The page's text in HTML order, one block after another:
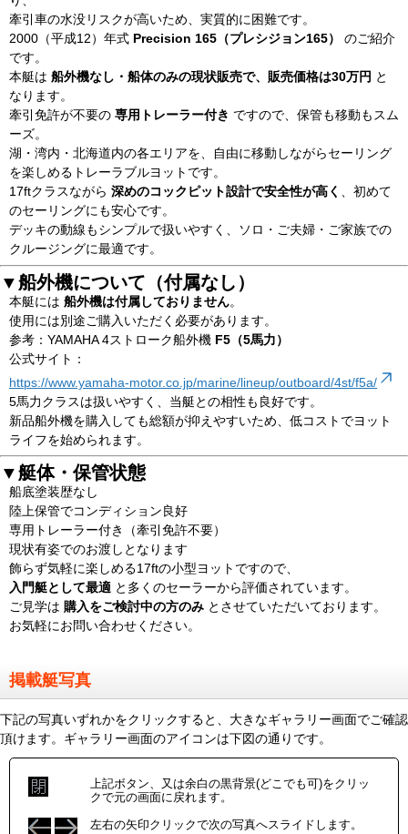
牽引車の水没リスクが高いため、実質的に困難です。
2000（平成12）年式 Precision 165（プレシジョン165）
のご紹介
です。
本艇は 船外機なし・船体のみの現状販売で、販売価格は30万円 と
なります。
牽引免許が不要の 専用トレーラー付き ですので、保管も移動もスム
ーズ。
湖・湾内・北海道内の各エリアを、自由に移動しながらセーリング
を楽しめるトレーラブルヨットです。
17ftクラスながら 深めのコックピット設計で安全性が高く
、初めて
のセーリングにも安心です。
デッキの動線もシンプルで扱いやすく、ソロ・ご夫婦・ご家族での
クルージングに最適です。
▼船外機について（付属なし）
本艇には 船外機は付属しておりません。
使用には別途ご購入いただく必要があります。
参考：YAMAHA 4ストローク船外機 F5（5馬力）
公式サイト：
https://www.yamaha-motor.co.jp/marine/lineup/outboard/4st/f5a/
5馬力クラスは扱いやすく、当艇との相性も良好です。
新品船外機を購入しても総額が抑えやすいため、低コストでヨット
ライフを始められます。
▼艇体・保管状態
船底塗装歴なし
陸上保管でコンディション良好
専用トレーラー付き（牽引免許不要）
現状有姿でのお渡しとなります
飾らず気軽に楽しめる17ftの小型ヨットですので、
入門艇として最適 と多くのセーラーから評価されています。
ご見学は 購入をご検討中の方のみ とさせていただいております。
お気軽にお問い合わせください。
掲載艇写真
下記の写真いずれかをクリックすると、大きなギャラリー画面でご確認
頂けます。ギャラリー画面のアイコンは下図の通りです。
上記ボタン、又は余白の黒背景(どこでも可)をクリッ
クで元の画面に戻れます。
左右の矢印クリックで次の写真へスライドします。